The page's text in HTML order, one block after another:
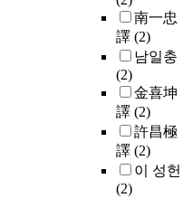
南一忠
譯 (2)
남일충
(2)
金喜坤
譯 (2)
許昌極
譯 (2)
이 성헌
(2)